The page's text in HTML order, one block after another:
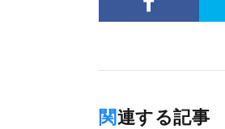
関連する記事